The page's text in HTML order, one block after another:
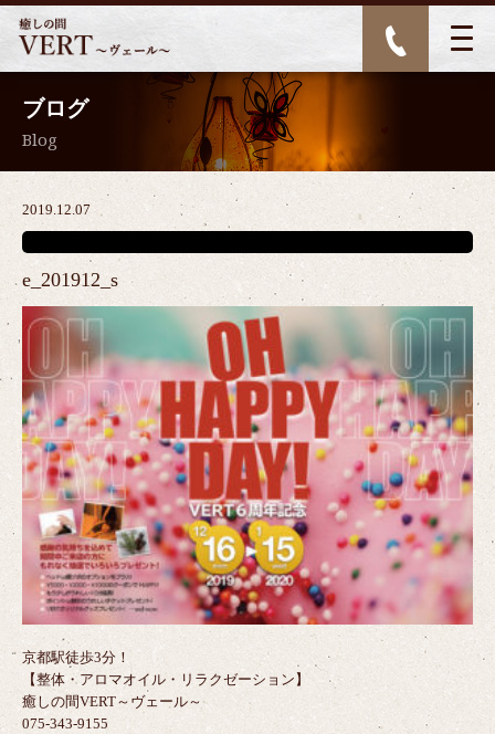
ブログ
Blog
2019.12.07
e_201912_s
京都駅徒歩3分！
【整体・アロマオイル・リラクゼーション】
癒しの間VERT～ヴェール～
075-343-9155